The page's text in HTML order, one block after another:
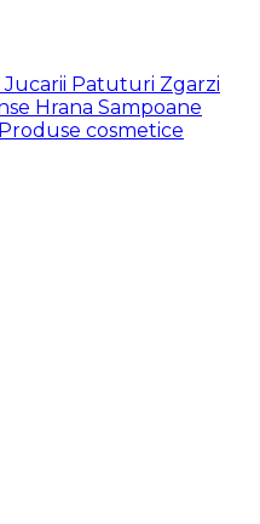
Jucarii Patuturi Zgarzi
Hrana Sampoane
Produse cosmetice